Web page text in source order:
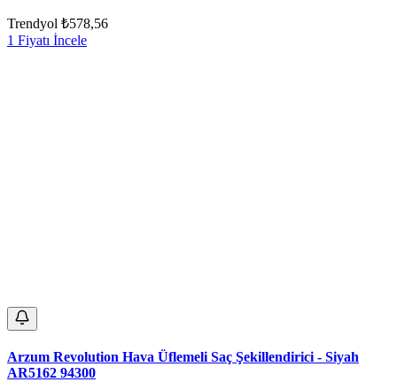
Trendyol ₺578,56
1 Fiyatı İncele
Arzum Revolution Hava Üflemeli Saç Şekillendirici - Siyah
AR5162 94300